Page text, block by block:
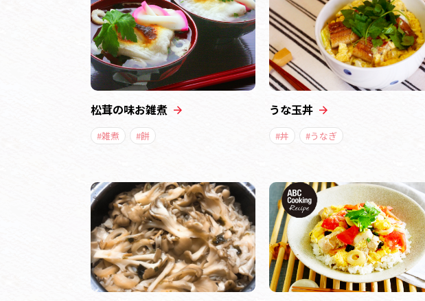
松茸の味お雑煮
#雑煮 #餅
うな玉丼
#丼 #うなぎ